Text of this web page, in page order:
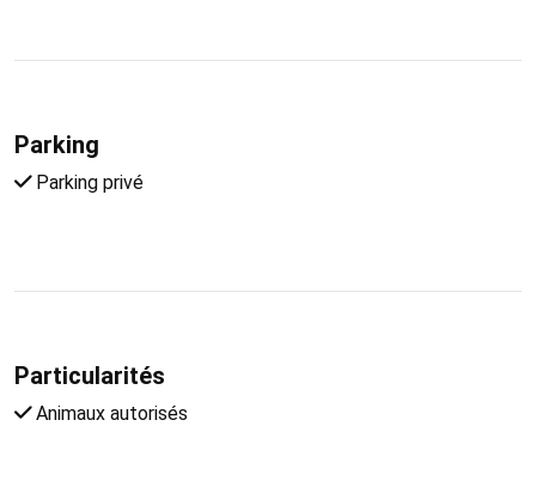
Parking
Parking privé
Particularités
Animaux autorisés